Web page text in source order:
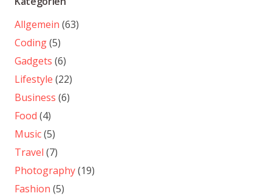
Allgemein (63)
Coding(5)
Gadgets (6)
Lifestyle (22)
Business (6)
Food (4)
Music(5)
Travel (7)
Photography(19)
Fashion (5)